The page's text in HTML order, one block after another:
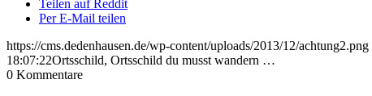
Teilen auf Reddit
Per E-Mail teilen
https://cms.dedenhausen.de/wp-content/uploads/2013/12/achtung2.png
18:07:22Ortsschild, Ortsschild du musst wandern …
0 Kommentare